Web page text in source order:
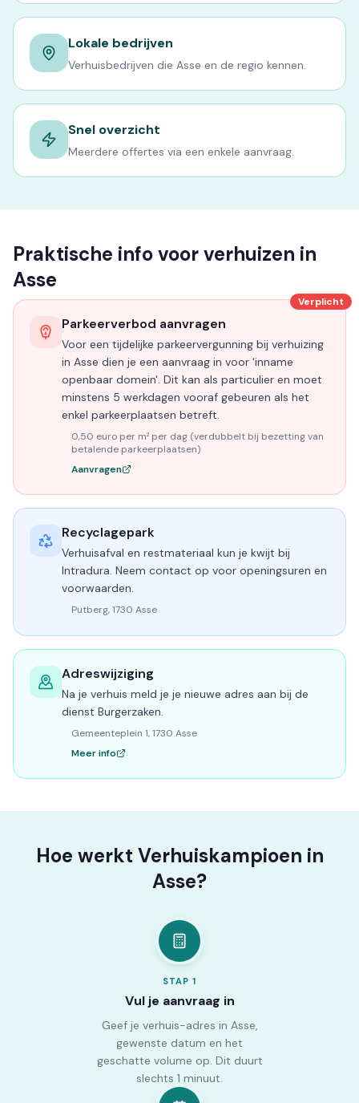
Lokale bedrijven
Verhuisbedrijven die Asse en de regio kennen.
Snel overzicht
Meerdere offertes via een enkele aanvraag.
Praktische info voor verhuizen in
Asse
Verplicht
Parkeerverbod aanvragen
Voor een tijdelijke parkeervergunning bij verhuizing
in Asse dien je een aanvraag in voor 'inname
openbaar domein'. Dit kan als particulier en moet
minstens 5 werkdagen vooraf gebeuren als het
enkel parkeerplaatsen betreft.
0,50 euro per m² per dag (verdubbelt bij bezetting van
betalende parkeerplaatsen)
Aanvragen
Recyclagepark
Verhuisafval en restmateriaal kun je kwijt bij
Intradura. Neem contact op voor openingsuren en
voorwaarden.
Putberg, 1730 Asse
Adreswijziging
Na je verhuis meld je je nieuwe adres aan bij de
dienst Burgerzaken.
Gemeenteplein 1, 1730 Asse
Meer info
Hoe werkt Verhuiskampioen in
Asse?
STAP1
Vul je aanvraag in
Geef je verhuis-adres in Asse,
gewenste datum en het
geschatte volume op. Dit duurt
slechts 1 minuut.